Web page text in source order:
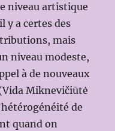
niveau artistique
y a certes des
mais
niveau modeste,
à de nouveaux
Miknevičiūtė
de
quand on